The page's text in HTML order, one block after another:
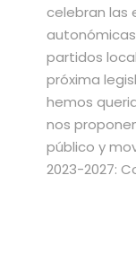
celebran las
partidos
próxima
hemos
nos
público y
2023-2027: